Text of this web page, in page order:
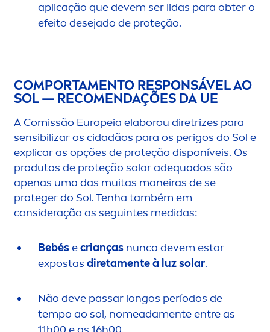
aplicação que devem ser lidas para obter o
efeito desejado de proteção.
COMPORTAMENTO RESPONSÁVEL AO
SOL — RECOMENDAÇÕES DA UE
A Comissão Europeia elaborou diretrizes para
sensibilizar os cidadãos para os perigos do Sol e
explicar as opções de proteção disponíveis. Os
produtos de proteção solar adequados são
apenas uma das muitas maneiras de se
proteger do Sol. Tenha também em
consideração as seguintes medidas:
Bebésecrianças nunca devem estar
expostas diretamente à luz solar.
Não deve passar longos períodos de
tempo ao sol, nomeadamente entre as